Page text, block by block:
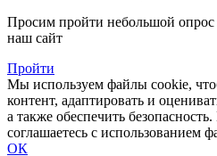
Просим пройти небольшой опрос
наш сайт
Пройти
Мы используем файлы cookie,
контент, адаптировать и
а также обеспечить
соглашаетесь с использованием
ОК